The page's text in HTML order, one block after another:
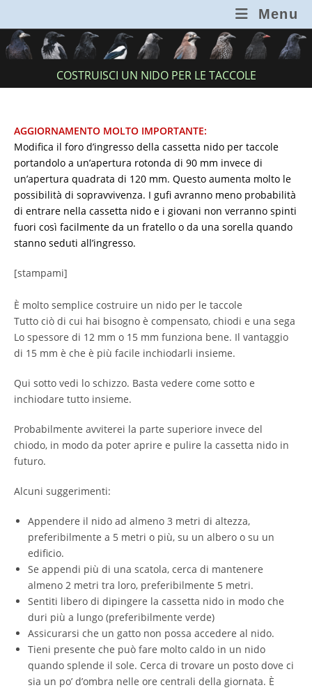
contenuto
Menu
COSTRUISCI UN NIDO PER LE TACCOLE
AGGIORNAMENTO MOLTO IMPORTANTE:
Modifica il foro d’ingresso della cassetta nido per taccole
portandolo a un’apertura rotonda di 90 mm invece di
un’apertura quadrata di 120 mm. Questo aumenta molto le
possibilità di sopravvivenza. I gufi avranno meno probabilità
di entrare nella cassetta nido e i giovani non verranno spinti
fuori così facilmente da un fratello o da una sorella quando
stanno seduti all’ingresso.
[stampami]
È molto semplice costruire un nido per le taccole
Tutto ciò di cui hai bisogno è compensato, chiodi e una sega
Lo spessore di 12 mm o 15 mm funziona bene. Il vantaggio
di 15 mm è che è più facile inchiodarli insieme.
Qui sotto vedi lo schizzo. Basta vedere come sotto e
inchiodare tutto insieme.
Probabilmente avviterei la parte superiore invece del
chiodo, in modo da poter aprire e pulire la cassetta nido in
futuro.
Alcuni suggerimenti:
Appendere il nido ad almeno 3 metri di altezza,
preferibilmente a 5 metri o più, su un albero o su un
edificio.
Se appendi più di una scatola, cerca di mantenere
almeno 2 metri tra loro, preferibilmente 5 metri.
Sentiti libero di dipingere la cassetta nido in modo che
duri più a lungo (preferibilmente verde)
Assicurarsi che un gatto non possa accedere al nido.
Tieni presente che può fare molto caldo in un nido
quando splende il sole. Cerca di trovare un posto dove ci
sia un po’ d’ombra nelle ore centrali della giornata. È